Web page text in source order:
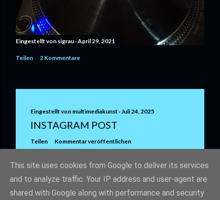
Eingestellt von sigrau April 29, 2021
Teilen 2 Kommentare
Eingestellt von multimediakunst Juli 24, 2025
INSTAGRAM POST
Teilen Kommentar veröffentlichen
This site uses cookies from Google to deliver its services
and to analyze traffic. Your IP address and user-agent are
shared with Google along with performance and security